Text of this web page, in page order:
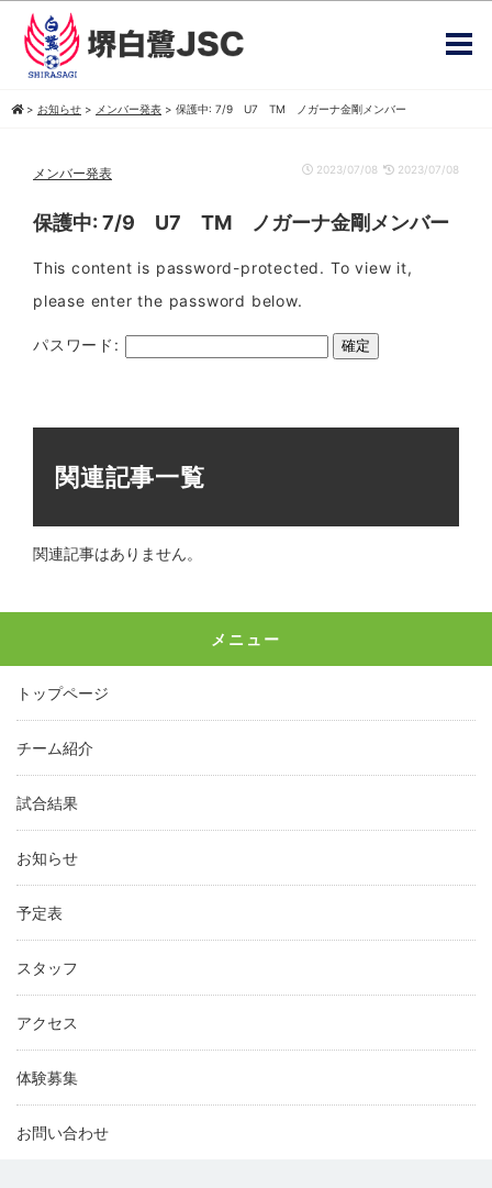
> お知らせ > メンバー発表 > 保護中: 7/9 U7 TM ノガーナ金剛メンバー
メンバー発表 2023/07/08 2023/07/08
保護中: 7/9 U7 TM ノガーナ金剛メンバー
This content is password-protected. To view it,
please enter the password below.
パスワード:
関連記事一覧
関連記事はありません。
メニュー
トップページ
チーム紹介
試合結果
お知らせ
予定表
スタッフ
アクセス
体験募集
お問い合わせ